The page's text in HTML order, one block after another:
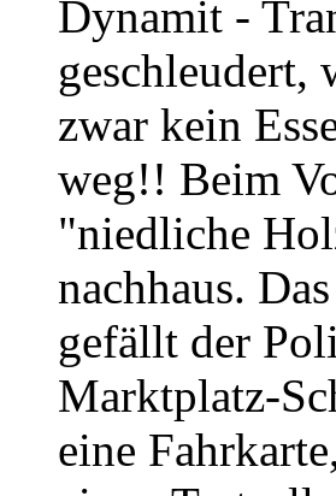
Dynamit -
geschleudert,
zwar kein
weg!! Beim
"niedliche
nachhaus.
gefällt der
Marktplatz-
eine